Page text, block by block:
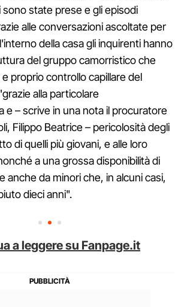
state prese e gli episodi
alle conversazioni ascoltate per
della casa gli inquirenti hanno
del gruppo camorristico che
proprio controllo capillare del
alla particolare
e – scrive in una nota il procuratore
Filippo Beatrice – pericolosità degli
di quelli più giovani, e alle loro
a una grossa disponibilità di
anche da minori che, in alcuni casi,
dieci anni".
a leggere su Fanpage.it